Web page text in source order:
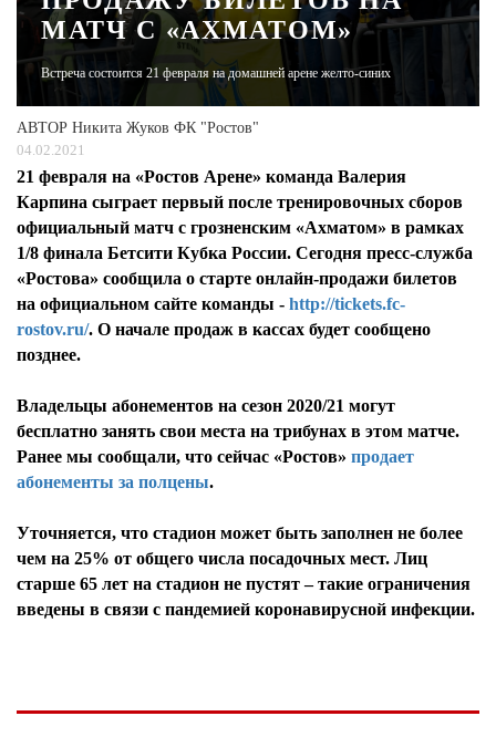
ЖУРНАЛ
МАТЧ С «АХМАТОМ»
Встреча состоится 21 февраля на домашней арене желто-синих
АВТОР Никита Жуков ФК "Ростов"
04.02.2021
21 февраля на «Ростов Арене» команда Валерия
Карпина сыграет первый после тренировочных сборов
официальный матч с грозненским «Ахматом» в рамках
1/8 финала Бетсити Кубка России. Сегодня пресс-служба
«Ростова» сообщила о старте онлайн-продажи билетов
на официальном сайте команды - http://tickets.fc-
rostov.ru/. О начале продаж в кассах будет сообщено
позднее.
Владельцы абонементов на сезон 2020/21 могут
бесплатно занять свои места на трибунах в этом матче.
Ранее мы сообщали, что сейчас «Ростов» продает
абонементы за полцены.
Уточняется, что стадион может быть заполнен не более
чем на 25% от общего числа посадочных мест. Лиц
старше 65 лет на стадион не пустят – такие ограничения
введены в связи с пандемией коронавирусной инфекции.